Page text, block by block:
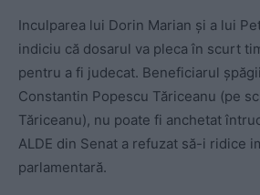
Inculparea lui Dorin Marian și a lui
indiciu că dosarul va pleca în scurt
pentru a fi judecat. Beneficiarul
Constantin Popescu Tăriceanu (pe
Tăriceanu), nu poate fi anchetat
ALDE din Senat a refuzat să-i ridice
parlamentară.